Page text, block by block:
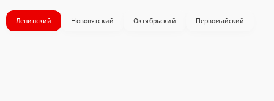
Ленинский Нововятский Октябрьский Первомайский